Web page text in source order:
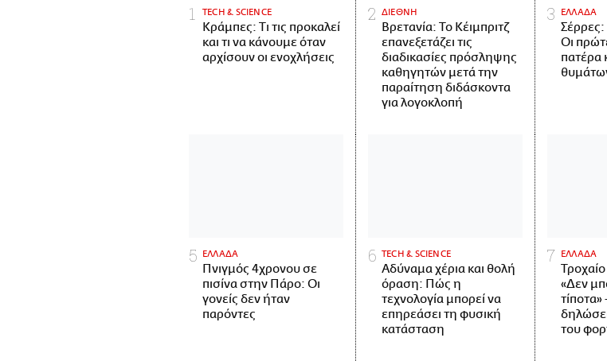
ΤECH & SCIENCE
Κράμπες: Τι τις προκαλεί
και τι να κάνουμε όταν
αρχίσουν οι ενοχλήσεις
ΔΙΕΘΝΗ
Βρετανία: Το Κέιμπριτζ
επανεξετάζει τις
διαδικασίες πρόσληψης
καθηγητών μετά την
παραίτηση διδάσκοντα
για λογοκλοπή
ΕΛΛΑΔΑ
Σέρρες:
Οι
πατέρα
ΕΛΛΑΔΑ
Πνιγμός 4χρονου σε
πισίνα στην Πάρο: Οι
γονείς δεν ήταν
παρόντες
ΤECH & SCIENCE
Αδύναμα χέρια και θολή
όραση: Πώς η
τεχνολογία μπορεί να
επηρεάσει τη φυσική
κατάσταση
ΕΛΛΑΔΑ
«Δεν
του